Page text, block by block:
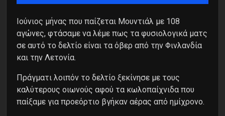
Ιούνιος μήνας που παίζεται Μουντιάλ με 108
αγώνες, φτάσαμε να λέμε πως τα φυσιολογικά ματς
σε αυτό το δελτίο είναι τα όβερ από την Φινλανδία
και την Λετονία.
Πράγματι λοιπόν το δελτίο ξεκίνησε με τους
καλύτερους οιωνούς αφού τα κωλοπαίχνιδα που
παίξαμε για προεόρτιο βγήκαν αέρας από ημίχρονο.